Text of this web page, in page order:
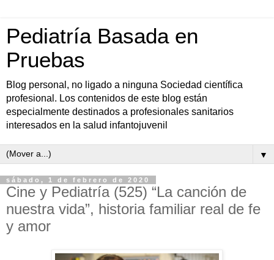
Pediatría Basada en
Pruebas
Blog personal, no ligado a ninguna Sociedad científica
profesional. Los contenidos de este blog están
especialmente destinados a profesionales sanitarios
interesados en la salud infantojuvenil
▼
sábado, 1 de febrero de 2020
Cine y Pediatría (525) “La canción de
nuestra vida”, historia familiar real de fe
y amor